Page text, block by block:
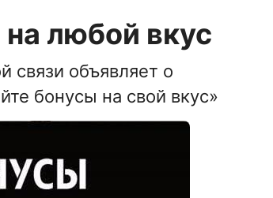
любой вкус
связи объявляет о
бонусы на свой вкус»